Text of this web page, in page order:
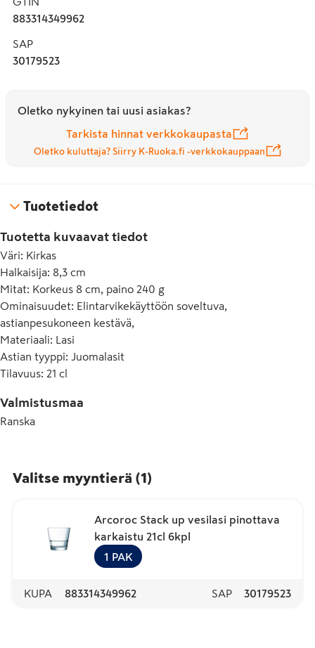
mallisto soveltuu myös kuumille juomille.
883314349962
SAP
30179523
Oletko nykyinen tai uusi asiakas?
Tarkista hinnat verkkokaupasta
Oletko kuluttaja? Siirry K-Ruoka.fi -verkkokauppaan
Tuotetiedot
Tuotetta kuvaavat tiedot
Väri: Kirkas
Halkaisija: 8,3 cm
Mitat: Korkeus 8 cm, paino 240 g
Ominaisuudet: Elintarvikekäyttöön soveltuva,
astianpesukoneen kestävä,
Materiaali: Lasi
Astian tyyppi: Juomalasit
Tilavuus: 21 cl
Valmistusmaa
Ranska
Valitse myyntierä (1 )
Arcoroc Stack up vesilasi pinottava
karkaistu 21cl 6kpl
1 PAK
KUPA 883314349962 SAP 30179523